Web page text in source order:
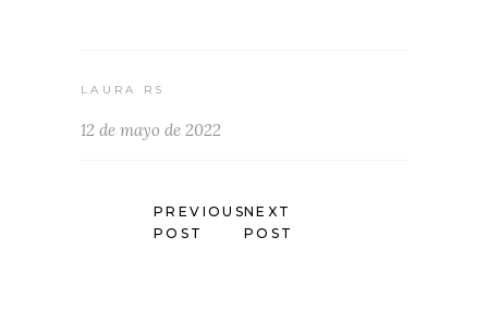
LAURA RS
12 de mayo de 2022
PREVIOUS
POST
NEXT
POST